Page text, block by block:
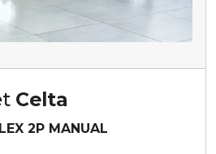
Celta
2P MANUAL